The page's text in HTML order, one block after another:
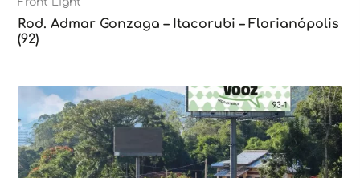
Rod. Admar Gonzaga – Itacorubi – Florianópolis
(92)